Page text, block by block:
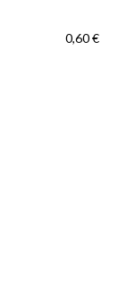
0,60 €